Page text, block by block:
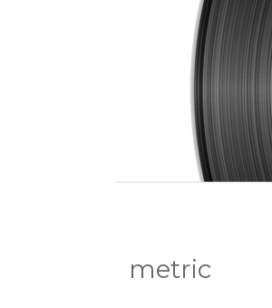
metric